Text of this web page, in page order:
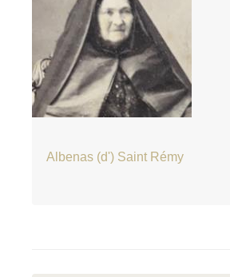
Albenas (d') Saint Rémy